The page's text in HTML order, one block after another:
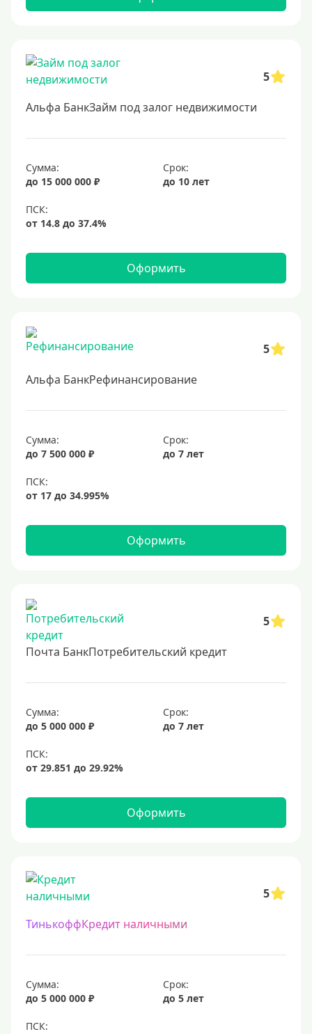
5
Альфа БанкЗайм под залог недвижимости
Сумма:
до 15 000 000 ₽
Срок:
до 10 лет
Оформить
5
Альфа БанкРефинансирование
Сумма:
до 7 500 000 ₽
Срок:
до 7 лет
Оформить
5
Почта БанкПотребительский кредит
Сумма:
до 5 000 000 ₽
Срок:
до 7 лет
Оформить
5
ТинькоффКредит наличными
Сумма:
до 5 000 000 ₽
Срок:
до 5 лет